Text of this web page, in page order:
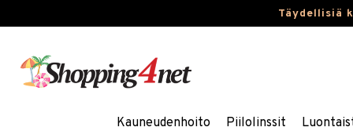
Täydellisiä
Kauneudenhoito Piilolinssit